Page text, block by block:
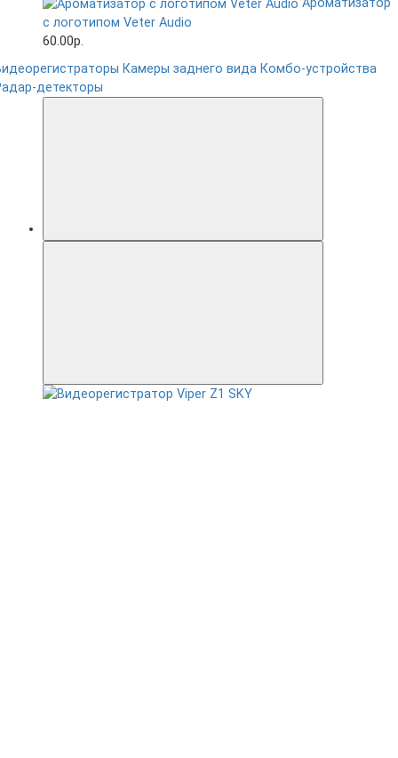
Ароматизатор
с логотипом Veter Audio
60.00р.
Камеры заднего вида Комбо-устройства
детекторы